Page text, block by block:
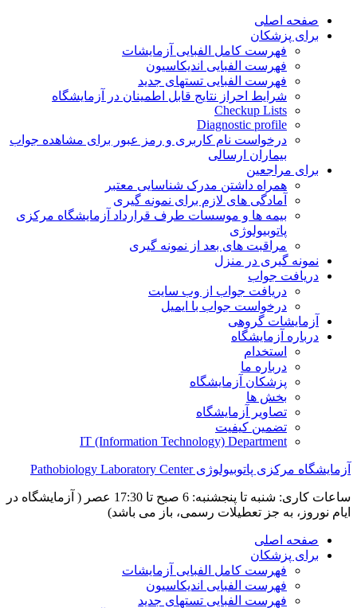
Skip
صفحه اصلی
برای پزشکان
فهرست کامل الفبایی آزمایشات
فهرست الفبایی اندیکاسیون
فهرست الفبایی تستهای جدید
شرایط احراز نتایج قابل اطمینان در آزمایشگاه
Checkup Lists
Diagnostic profile
درخواست نام کاربری و رمز عبور برای مشاهده جواب
بیماران ارسالی
برای مراجعین
همراه داشتن مدرک شناسایی معتبر
آمادگی های لازم برای نمونه گیری
بیمه ها و موسسات طرف قرارداد آزمایشگاه مرکزی
پاتوبیولوژی
مراقبت های بعد از نمونه گیری
نمونه گیری در منزل
دریافت جواب
دریافت جواب از وب سایت
درخواست جواب با ایمیل
آزمایشات گروهی
درباره آزمایشگاه
استخدام
درباره ما
پزشکان آزمایشگاه
بخش ها
تصاویر آزمایشگاه
تضمین کیفیت
IT (Information Technology) Department
آزمایشگاه مرکزی پاتوبیولوژی Pathobiology Laboratory Center
ساعات کاری: شنبه تا پنجشنبه: 6 صبح تا 17:30 عصر ( آزمایشگاه در
ایام نوروز، به جز تعطیلات رسمی، باز می باشد)
صفحه اصلی
برای پزشکان
فهرست کامل الفبایی آزمایشات
فهرست الفبایی اندیکاسیون
فهرست الفبایی تستهای جدید